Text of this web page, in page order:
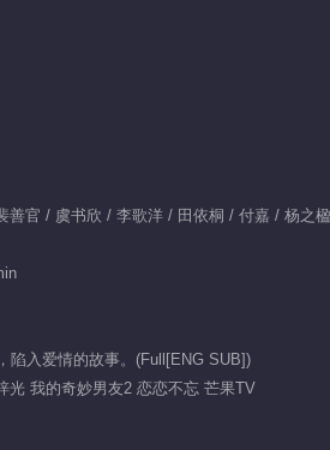
00:36
陷入爱情的故事。(Full[ENG SUB])
光 我的奇妙男友2 恋恋不忘 芒果TV